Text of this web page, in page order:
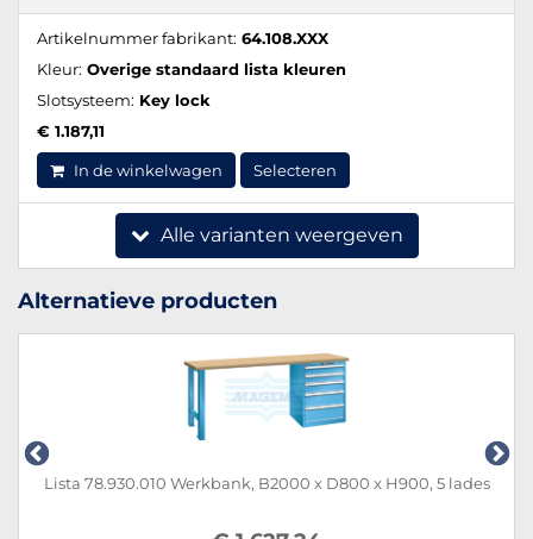
Artikelnummer fabrikant: 64.108.XXX
Kleur: Overige standaard lista kleuren
Slotsysteem: Key lock
€ 1.187,11
In de winkelwagen Selecteren
Alle varianten weergeven
Alternatieve producten
Lista 78.930.010 Werkbank, B2000 x D800 x H900, 5 lades